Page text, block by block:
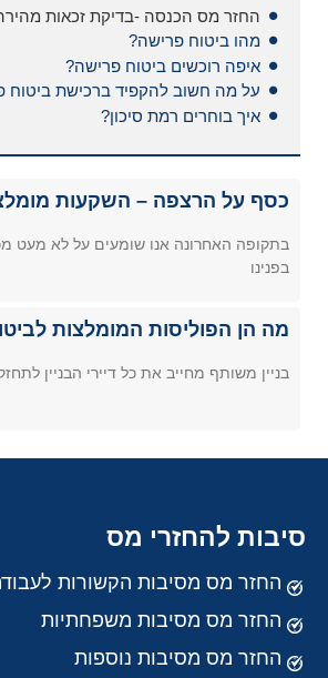
החזר מס הכנסה -בדיקת זכאות
מהו ביטוח פרישה?
איפה רוכשים ביטוח פרישה?
על מה חשוב להקפיד ברכישת ביטוח
איך בוחרים רמת סיכון?
כסף על הרצפה – השקעות
בתקופה האחרונה אנו שומעים על לא מעט
בפנינו
מה הן הפוליסות המומלצות
בניין משותף מחייב את כל דיירי הבניין
סיבות להחזרי מס
החזר מס מסיבות הקשורות
החזר מס מסיבות משפחתיות
החזר מס מסיבות נוספות